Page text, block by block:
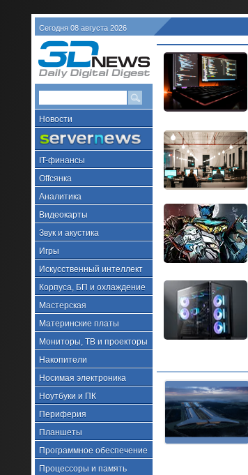
Сегодня 08 августа 2026
Новости
IT-финансы
Offсянка
Аналитика
Видеокарты
Звук и акустика
Игры
Искусственный интеллект
Корпуса, БП и охлаждение
Мастерская
Материнские платы
Мониторы, ТВ и проекторы
Накопители
Носимая электроника
Ноутбуки и ПК
Периферия
Планшеты
Программное обеспечение
Процессоры и память